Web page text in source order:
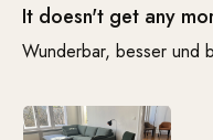
It doesn't get any
Wunderbar, besser und